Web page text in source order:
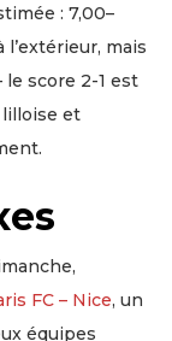
: 7,00–
mais
score 2-1 est
et
FC – Nice, un
équipes